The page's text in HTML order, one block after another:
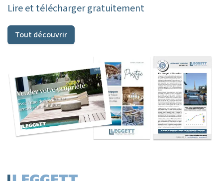
Lire et télécharger gratuitement
Tout découvrir